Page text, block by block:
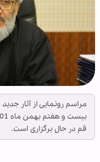
مراسم رونمایی از آثار
قم در حال برگزاری است.